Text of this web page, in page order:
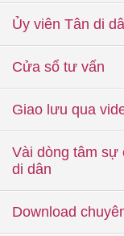
Ủy viên Tân di
Cửa sổ tư vấn
Giao lưu qua
Vài dòng tâm sự
di dân
Download